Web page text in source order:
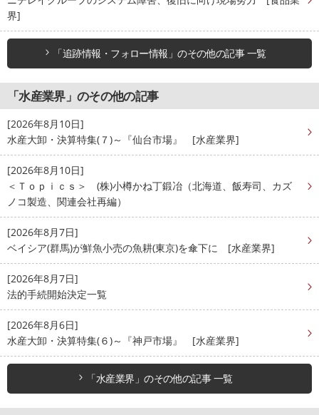
界]
「追跡情報・フォロー情報」のその他の記事 一覧
「水産業界」のその他の記事
[2026年8月10日]
水産大卸・決算特集(７)～『仙台市場』 [水産業界]
[2026年8月10日]
＜Ｔｏｐｉｃｓ＞ (株)小樽かね丁鍛冶（北海道、飯寿司、カズ
ノコ製造、関連会社再編）
[2026年8月7日]
ベイシア(群馬)が鮮魚小売の魚耕(東京)を傘下に [水産業界]
[2026年8月7日]
法的手続開始決定一覧
[2026年8月6日]
水産大卸・決算特集(６)～『神戸市場』 [水産業界]
「水産業界」のその他の記事 一覧